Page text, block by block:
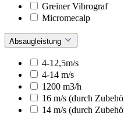
Greiner Vibrograf
Micromecalp
Absaugleistung
4-12,5m/s
4-14 m/s
1200 m3/h
16 m/s (durch
14 m/s (durch